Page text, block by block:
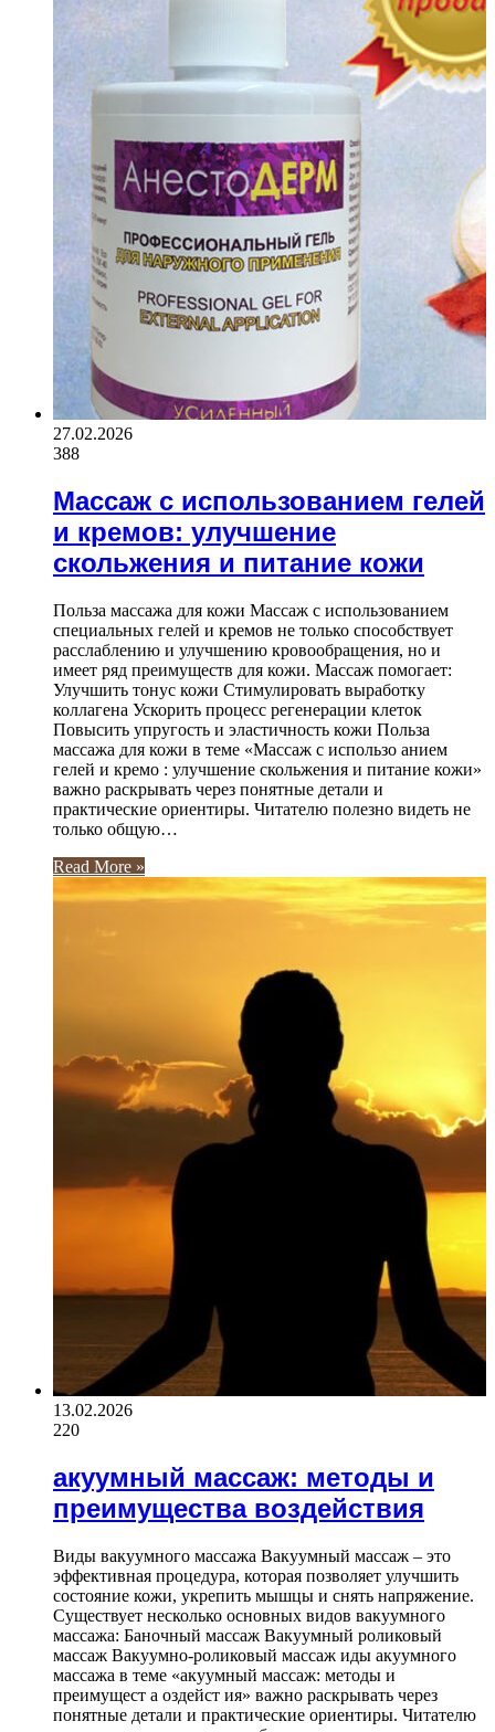
27.02.2026
388
Массаж с использованием гелей
и кремов: улучшение
скольжения и питание кожи
Польза массажа для кожи Массаж с использованием
специальных гелей и кремов не только способствует
расслаблению и улучшению кровообращения, но и
имеет ряд преимуществ для кожи. Массаж помогает:
Улучшить тонус кожи Стимулировать выработку
коллагена Ускорить процесс регенерации клеток
Повысить упругость и эластичность кожи Польза
массажа для кожи в теме «Массаж с использо анием
гелей и кремо : улучшение скольжения и питание кожи»
важно раскрывать через понятные детали и
практические ориентиры. Читателю полезно видеть не
только общую…
Read More »
13.02.2026
220
акуумный массаж: методы и
преимущества воздействия
Виды вакуумного массажа Вакуумный массаж – это
эффективная процедура, которая позволяет улучшить
состояние кожи, укрепить мышцы и снять напряжение.
Существует несколько основных видов вакуумного
массажа: Баночный массаж Вакуумный роликовый
массаж Вакуумно-роликовый массаж иды акуумного
массажа в теме «акуумный массаж: методы и
преимущест а оздейст ия» важно раскрывать через
понятные детали и практические ориентиры. Читателю